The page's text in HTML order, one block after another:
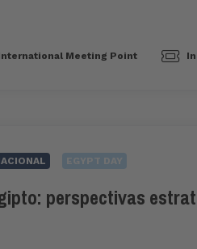
Meeting Point
EGYPT DAY
perspectivas